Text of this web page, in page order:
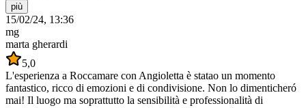
più
15/02/24, 13:36
mg
marta gherardi
5,0
L'esperienza a Roccamare con Angioletta è statao un momento
fantastico, ricco di emozioni e di condivisione. Non lo dimenticheró
mai! Il luogo ma soprattutto la sensibilità e professionalità di